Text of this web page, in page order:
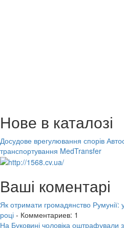
Нове в каталозі
Досудове врегулювання спорів
транспортування MedTransfer
Ваші коментарі
Як отримати громадянство
році - Комментариев: 1
На Буковині чоловіка оштрафували